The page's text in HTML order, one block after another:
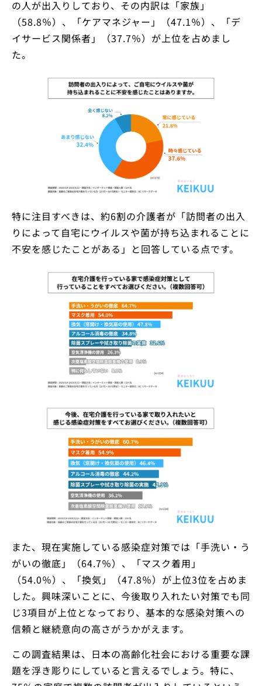
の人が出入りしており、その内訳は「家族」
（58.8％）、「ケアマネジャー」（47.1％）、「デ
イサービス関係者」（37.7％）が上位を占めまし
た。
特に注目すべきは、約6割の介護者が「訪問者の出入
りによって自宅にウイルスや菌が持ち込まれることに
不安を感じたことがある」と回答している点です。
また、現在実施している感染症対策では「手洗い・う
がいの徹底」（64.7％）、「マスク着用」
（54.0％）、「換気」（47.8％）が上位3位を占めま
した。興味深いことに、今後取り入れたい対策でも同
じ3項目が上位となっており、基本的な感染対策への
信頼と継続意向の高さがうかがえます。
この調査結果は、日本の高齢化社会における重要な課
題を浮き彫りにしていると言えるでしょう。特に、